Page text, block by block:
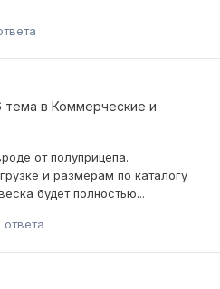
тема в Коммерческие и
от полуприцепа.
и размерам по каталогу
будет полностью...
ответа